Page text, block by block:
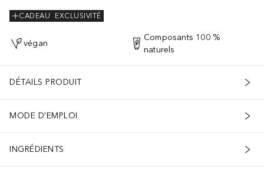
EXCLUSIVITÉ
CADEAU
végan
Composants 100 %
naturels
DÉTAILS PRODUIT
MODE D'EMPLOI
INGRÉDIENTS